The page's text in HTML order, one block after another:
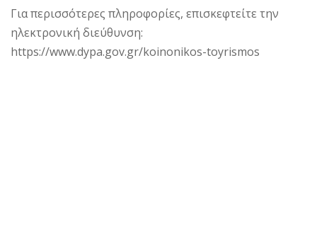
Για περισσότερες πληροφορίες, επισκεφτείτε την
ηλεκτρονική διεύθυνση:
https://www.dypa.gov.gr/koinonikos-toyrismos